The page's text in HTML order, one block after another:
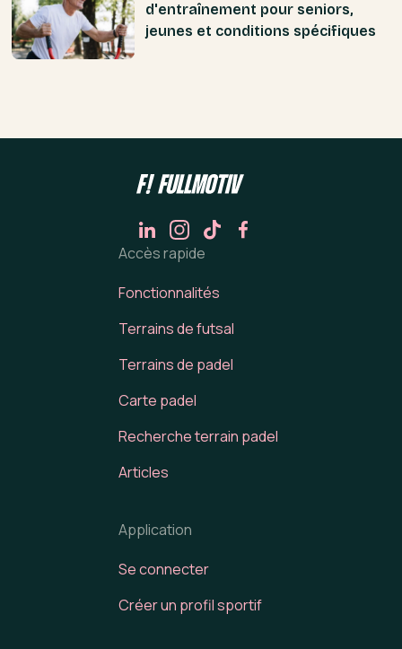
d'entraînement pour seniors,
jeunes et conditions spécifiques
Accès rapide
Fonctionnalités
Terrains de futsal
Terrains de padel
Carte padel
Recherche terrain padel
Articles
Application
Se connecter
Créer un profil sportif